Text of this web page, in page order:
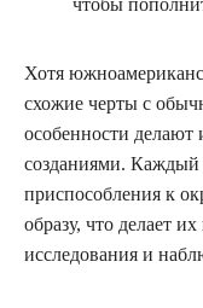
Хотя
схожие черты с
особенности
созданиями. Каждый
приспособления к
образу, что делает
исследования и